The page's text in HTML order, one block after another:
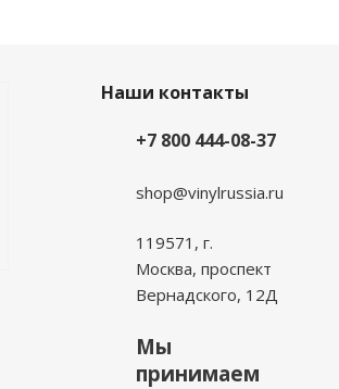
Наши контакты
+7 800 444-08-37
shop@vinylrussia.ru
119571,г.
Москва, проспект
Вернадского, 12Д
Мы
принимаем